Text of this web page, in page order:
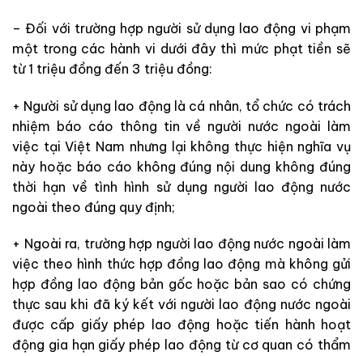
– Đối với trường hợp người sử dụng lao động vi phạm
một trong các hành vi dưới đây thì mức phạt tiền sẽ
từ 1 triệu đồng đến 3 triệu đồng:
+ Người sử dụng lao động là cá nhân, tổ chức có trách
nhiệm báo cáo thông tin về người nước ngoài làm
việc tại Việt Nam nhưng lại không thực hiện nghĩa vụ
này hoặc báo cáo không đúng nội dung không đúng
thời hạn về tình hình sử dụng người lao động nước
ngoài theo đúng quy định;
+ Ngoài ra, trường hợp người lao động nước ngoài làm
việc theo hình thức hợp đồng lao động mà không gửi
hợp đồng lao động bản gốc hoặc bản sao có chứng
thực sau khi đã ký kết với người lao động nước ngoài
được cấp giấy phép lao động hoặc tiến hành hoạt
động gia hạn giấy phép lao động từ cơ quan có thẩm